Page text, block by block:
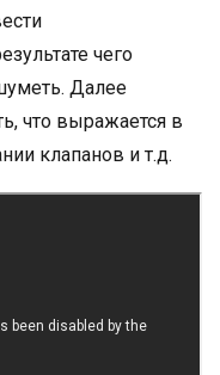
чего
Далее
что выражается в
клапанов и т.д.